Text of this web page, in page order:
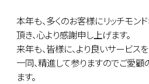
本年も、多くのお客様にリッチモン
頂き、心より感謝申し上げます。
来年も、皆様に、より良いサービス
一同、精進して参りますのでご愛
ます。